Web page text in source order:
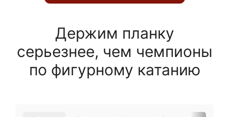
Держим планку
серьезнее, чем чемпионы
по фигурному катанию